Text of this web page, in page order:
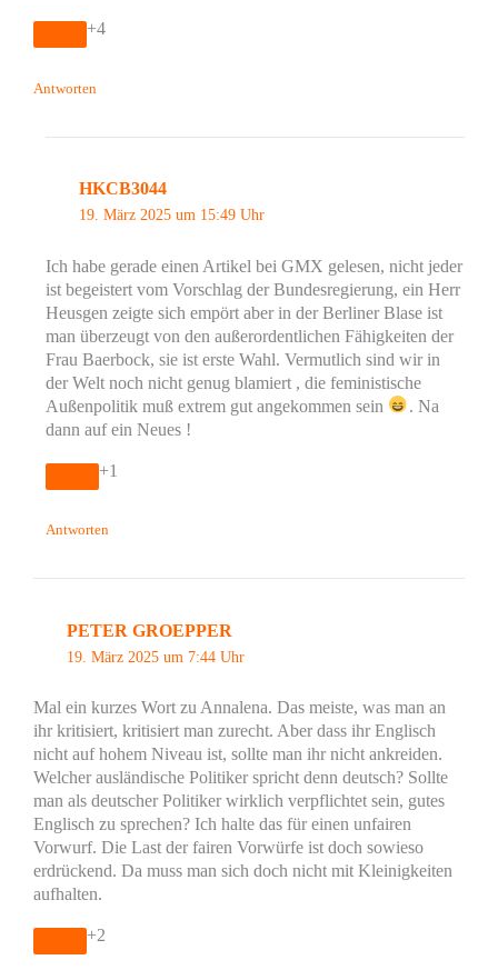
+4
Antworten
HKCB3044
19. März 2025 um 15:49 Uhr
Ich habe gerade einen Artikel bei GMX gelesen, nicht jeder
ist begeistert vom Vorschlag der Bundesregierung, ein Herr
Heusgen zeigte sich empört aber in der Berliner Blase ist
man überzeugt von den außerordentlichen Fähigkeiten der
Frau Baerbock, sie ist erste Wahl. Vermutlich sind wir in
der Welt noch nicht genug blamiert , die feministische
Außenpolitik muß extrem gut angekommen sein
. Na
dann auf ein Neues !
+1
Antworten
PETER GROEPPER
19. März 2025 um 7:44 Uhr
Mal ein kurzes Wort zu Annalena. Das meiste, was man an
ihr kritisiert, kritisiert man zurecht. Aber dass ihr Englisch
nicht auf hohem Niveau ist, sollte man ihr nicht ankreiden.
Welcher ausländische Politiker spricht denn deutsch? Sollte
man als deutscher Politiker wirklich verpflichtet sein, gutes
Englisch zu sprechen? Ich halte das für einen unfairen
Vorwurf. Die Last der fairen Vorwürfe ist doch sowieso
erdrückend. Da muss man sich doch nicht mit Kleinigkeiten
aufhalten.
+2